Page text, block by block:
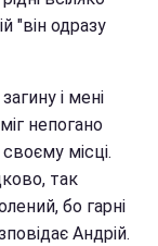
"він одразу
і мені
непогано
місці.
так
бо гарні
Андрій.